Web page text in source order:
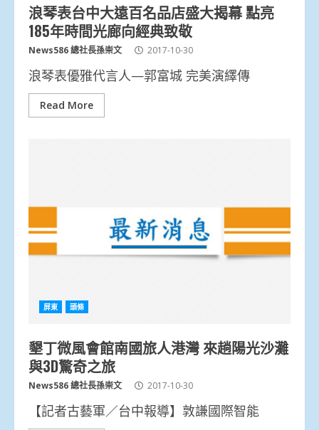
浪琴表台中大遠百名品店盛大揭幕 點亮
185年時間光廊向經典致敬
News586 總社長孫崇文 2017-10-30
浪琴表優雅代言人—郭富城 完美演繹傳
Read More
屏東 頭條
墾丁微風會館南國旅人港灣 來趟陽光沙灘
與3D驚奇之旅
News586 總社長孫崇文 2017-10-30
【記者古藝軍／台中報導】敦謙國際智能